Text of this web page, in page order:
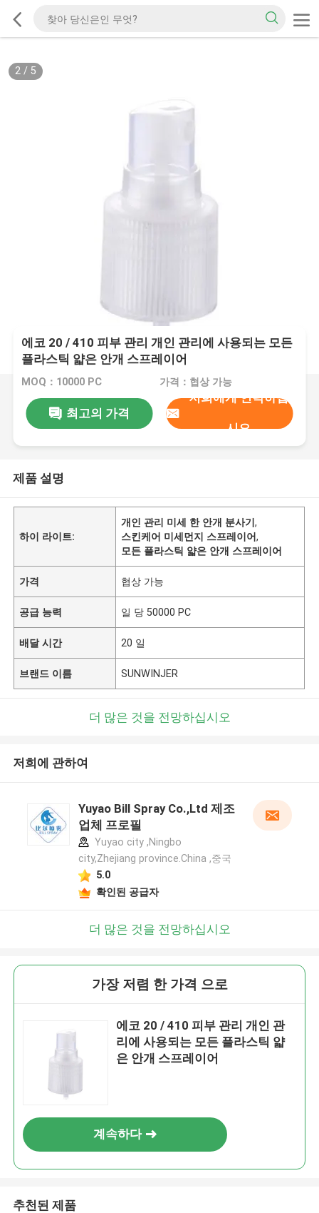
2/ 5
에코 20 / 410 피부 관리 개인 관리에 사용되는 모든
플라스틱 얇은 안개 스프레이어
MOQ：10000 PC 가격：협상 가능
최고의 가격
저희에게 연락하십
시오
제품 설명
하이 라이트:
개인 관리 미세 한 안개 분사기,
스킨케어 미세먼지 스프레이어,
모든 플라스틱 얇은 안개 스프레이어
가격 협상 가능
공급 능력 일 당 50000 PC
배달 시간 20 일
브랜드 이름 SUNWINJER
더 많은 것을 전망하십시오
저희에 관하여
Yuyao Bill Spray Co.,Ltd 제조
업체 프로필
Yuyao city ,Ningbo
city,Zhejiang province.China ,중국
5.0
확인된 공급자
더 많은 것을 전망하십시오
가장 저렴 한 가격 으로
에코 20 / 410 피부 관리 개인 관
리에 사용되는 모든 플라스틱 얇
은 안개 스프레이어
계속하다
추천된 제품